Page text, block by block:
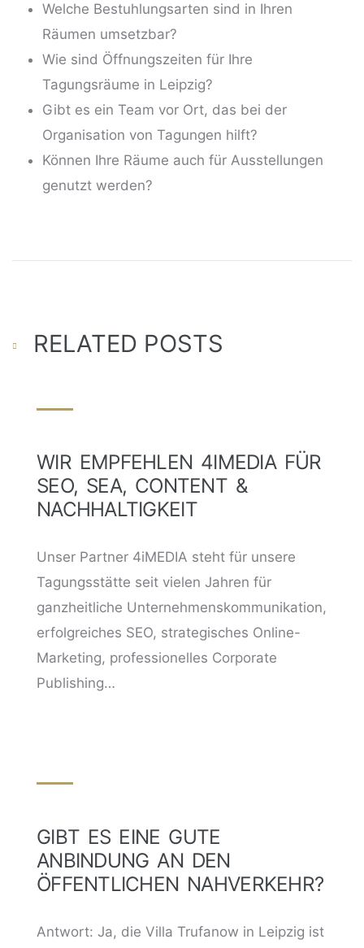
Welche Bestuhlungsarten sind in Ihren
Räumen umsetzbar?
Wie sind Öffnungszeiten für Ihre
Tagungsräume in Leipzig?
Gibt es ein Team vor Ort, das bei der
Organisation von Tagungen hilft?
Können Ihre Räume auch für Ausstellungen
genutzt werden?
RELATED POSTS
WIR EMPFEHLEN 4IMEDIA FÜR
SEO, SEA, CONTENT &
NACHHALTIGKEIT
Unser Partner 4iMEDIA steht für unsere
Tagungsstätte seit vielen Jahren für
ganzheitliche Unternehmenskommunikation,
erfolgreiches SEO, strategisches Online-
Marketing, professionelles Corporate
Publishing…
GIBT ES EINE GUTE
ANBINDUNG AN DEN
ÖFFENTLICHEN NAHVERKEHR?
Antwort: Ja, die Villa Trufanow in Leipzig ist